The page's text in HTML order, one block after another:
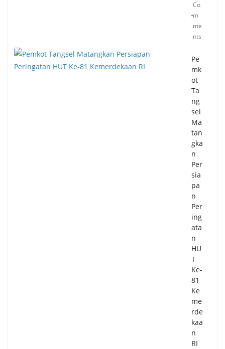
Co
m
me
nts
Pe
mk
ot
Ta
ng
sel
Ma
tan
gka
n
Per
sia
pa
n
Per
ing
ata
n
HU
T
Ke-
81
Ke
me
rde
kaa
n
RI